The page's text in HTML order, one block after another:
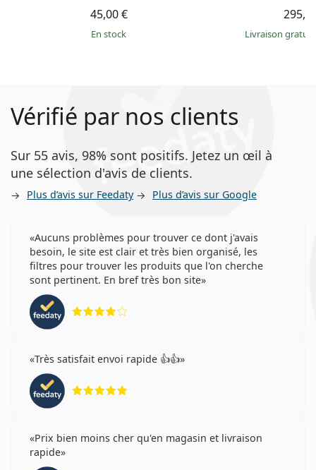
45,00 €
en stock Livraison
Vérifié par nos clients
Sur 55 avis, 98% sont positifs. Jetez un œil à
une sélection d'avis de clients.
Plus d’avis sur Feedaty Plus d’avis sur Google
Aucuns problèmes pour trouver ce dont j'avais
besoin, le site est clair et très bien organisé, les
filtres pour trouver les produits que l'on cherche
sont pertinent. En bref très bon site
Très satisfait envoi rapide 👍👍
Prix bien moins cher qu'en magasin et livraison
rapide